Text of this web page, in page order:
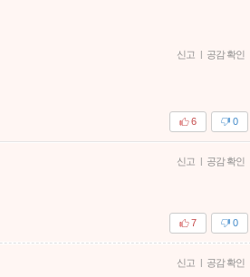
신고 | 공감 확인
0
6
신고 | 공감 확인
0
7
신고 | 공감 확인